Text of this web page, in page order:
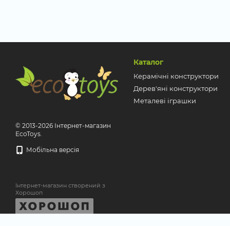
© 2013-2026 Інтернет-магазин
EcoToys.
Мобільна версія
Інтернет-магазин створений з
Хорошоп
Каталог
Керамічні конструктори
Дерев'яні конструктори
Металеві іграшки